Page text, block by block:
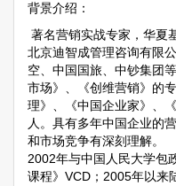
背景介绍：
著名营销实战专家，华夏
北京迪智成管理咨询有限
空、中国国旅、中钞集团
市场》、《创维营销》的
理》、《中国企业家》、
人。具有多年中国企业的
和市场竞争有深刻理解。
2002年与中国人民大学包
课程》VCD；2005年以来